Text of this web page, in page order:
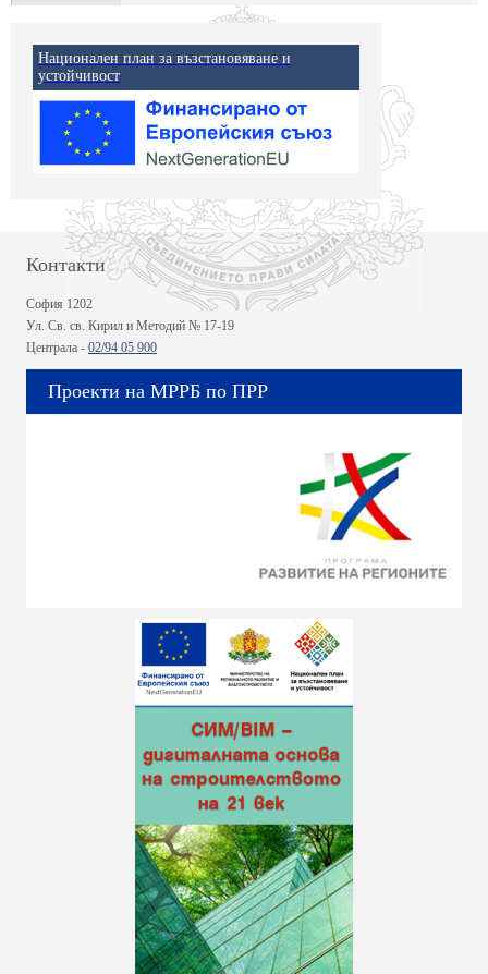
Национален план за възстановяване и
устойчивост
Контакти
София 1202
Ул. Св. св. Кирил и Методий № 17-19
Централа - 02/94 05 900
Проекти на МРРБ по ПРР